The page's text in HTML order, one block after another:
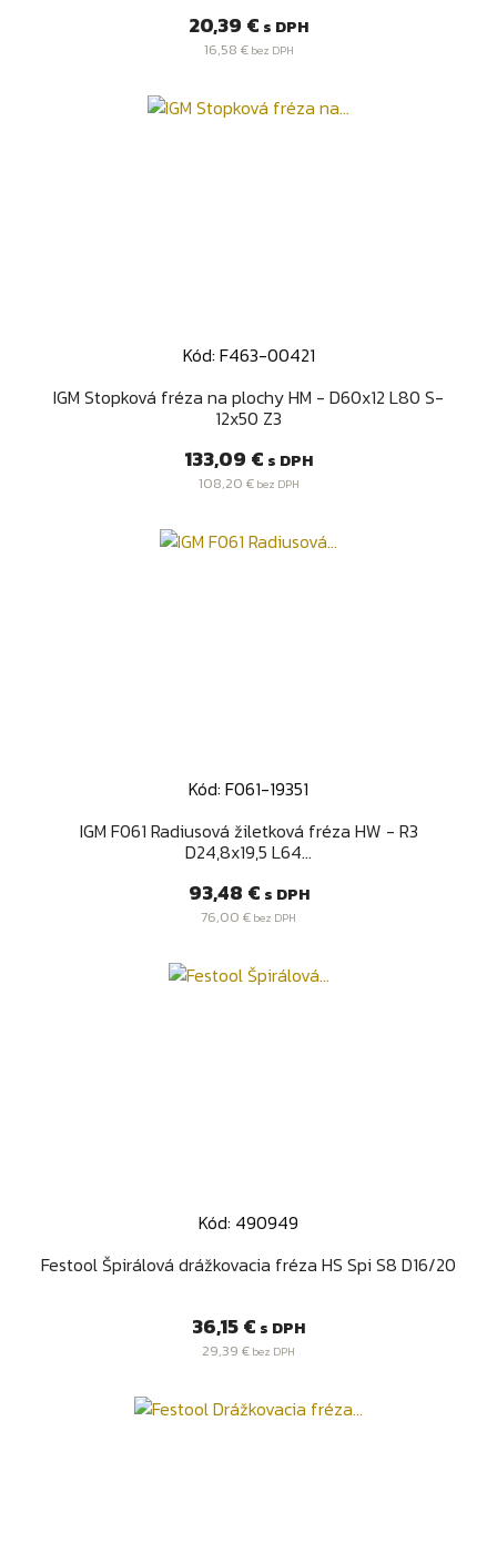
Cena
20,39 € s DPH
16,58 €bez DPH
Kód: F463-00421
IGM Stopková fréza na plochy HM - D60x12 L80 S-
12x50 Z3
Cena
133,09 € s DPH
108,20 €bez DPH
Kód: F061-19351
IGM F061 Radiusová žiletková fréza HW - R3
D24,8x19,5 L64...
Cena
93,48 € s DPH
76,00 € bez DPH
Kód: 490949
Festool Špirálová drážkovacia fréza HS Spi S8 D16/20
Cena
36,15 € s DPH
29,39 € bez DPH